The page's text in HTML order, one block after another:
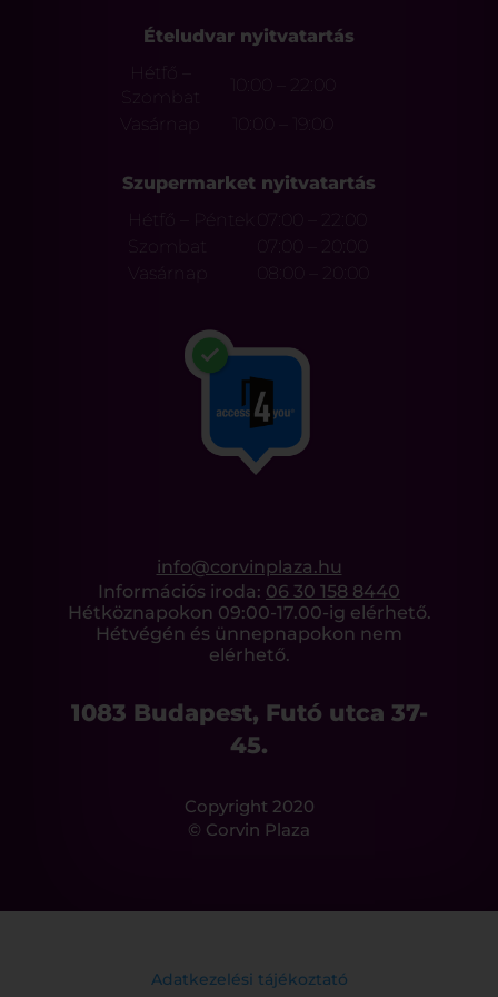
Ételudvar nyitvatartás
Hétfő –
Szombat
Vasárnap
Szupermarket nyitvatartás
Hétfő – Péntek
Szombat
Vasárnap
08:00 – 20:00
info@corvinplaza.hu
Információs iroda: 06 30 158 8440
Hétköznapokon 09:00-17.00-ig elérhető.
Hétvégén és ünnepnapokon nem
elérhető.
1083 Budapest, Futó utca 37-
45.
Copyright 2020
© Corvin Plaza
Adatkezelési tájékoztató